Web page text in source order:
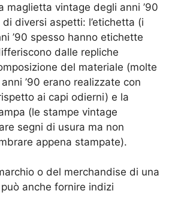
maglietta vintage degli anni ’90
di diversi aspetti: l’etichetta (i
’90 spesso hanno etichette
dalle repliche
del materiale (molte
’90 erano realizzate con
ai capi odierni) e la
(le stampe vintage
segni di usura ma non
appena stampate).
o del merchandise di una
anche fornire indizi